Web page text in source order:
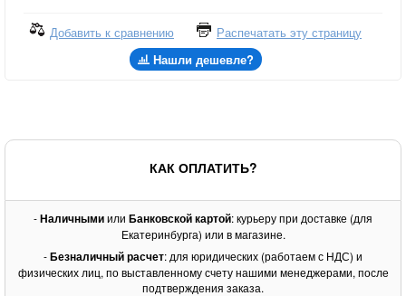
Добавить к сравнению
Распечатать эту страницу
Нашли дешевле?
КАК ОПЛАТИТЬ?
-Наличнымиили Банковской картой: курьеру при доставке (для
Екатеринбурга) или в магазине.
-Безналичный расчет: для юридических (работаем с НДС) и
физических лиц, по выставленному счету нашими менеджерами, после
подтверждения заказа.